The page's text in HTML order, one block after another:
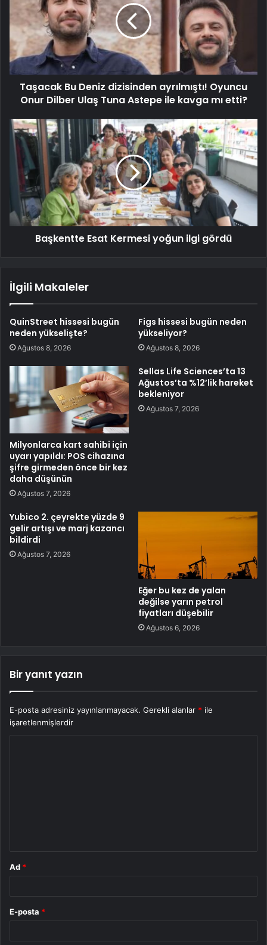
Taşacak Bu Deniz dizisinden ayrılmıştı! Oyuncu
Onur Dilber Ulaş Tuna Astepe ile kavga mı etti?
Başkentte Esat Kermesi yoğun ilgi gördü
İlgili Makaleler
QuinStreet hissesi bugün
neden yükselişte?
Ağustos 8, 2026
Figs hissesi bugün neden
yükseliyor?
Ağustos 8, 2026
Milyonlarca kart sahibi için
uyarı yapıldı: POS cihazına
şifre girmeden önce bir kez
daha düşünün
Ağustos 7, 2026
Sellas Life Sciences’ta 13
Ağustos’ta %12’lik hareket
bekleniyor
Ağustos 7, 2026
Yubico 2. çeyrekte yüzde 9
gelir artışı ve marj kazancı
bildirdi
Ağustos 7, 2026
Eğer bu kez de yalan
değilse yarın petrol
fiyatları düşebilir
Ağustos 6, 2026
Bir yanıt yazın
E-posta adresiniz yayınlanmayacak. Gerekli alanlar * ile
işaretlenmişlerdir
Ad *
E-posta *